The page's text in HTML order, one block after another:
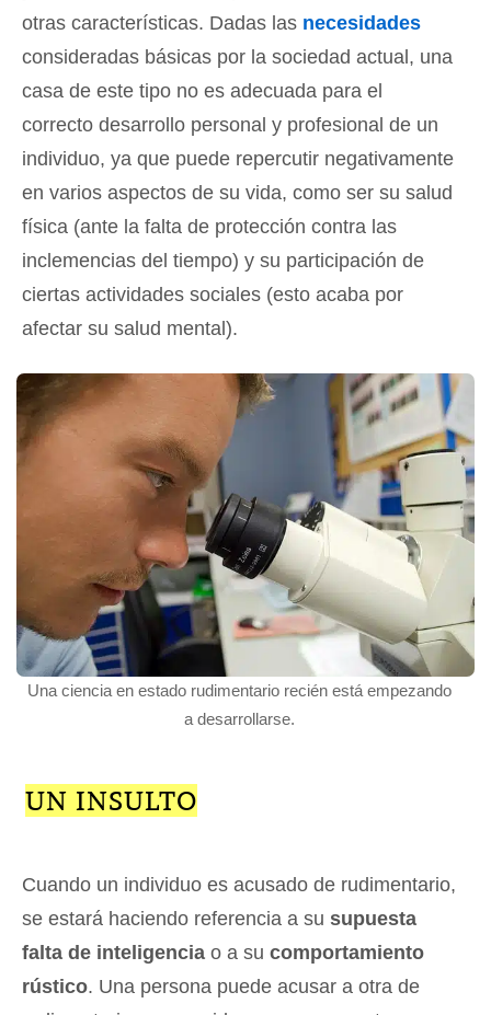
otras características. Dadas las necesidades
consideradas básicas por la sociedad actual, una
casa de este tipo no es adecuada para el
correcto desarrollo personal y profesional de un
individuo, ya que puede repercutir negativamente
en varios aspectos de su vida, como ser su salud
física (ante la falta de protección contra las
inclemencias del tiempo) y su participación de
ciertas actividades sociales (esto acaba por
afectar su salud mental).
Una ciencia en estado rudimentario recién está empezando
a desarrollarse.
UN INSULTO
Cuando un individuo es acusado de rudimentario,
se estará haciendo referencia a su supuesta
falta de inteligencia o a su comportamiento
rústico. Una persona puede acusar a otra de